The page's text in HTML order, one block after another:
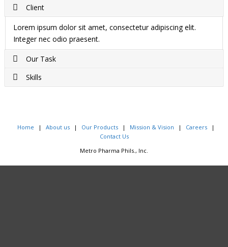
Client
Lorem ipsum dolor sit amet, consectetur adipiscing elit.
Integer nec odio praesent.
Our Task
Project completed on Duis sagittis ipsum. Praesent mauris.
Skills
Home About us Our Products Mission & Vision
Careers
Contact Us
Metro Pharma Phils., Inc.